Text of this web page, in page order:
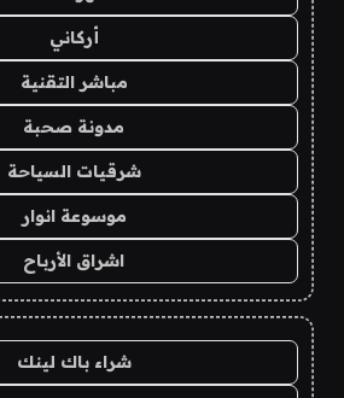
أركاني
مباشر التقنية
مدونة صحبة
شرقيات السياحة
موسوعة انوار
اشراق الأرباح
شراء باك لينك